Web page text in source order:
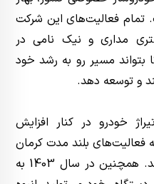
تمام فعالیت‌های این شرکت
مداری و نیک نامی در
مسیر رو به رشد خود
و توسعه دهد.
خودرو در کنار افزایش
فعالیت‌های بلند مدت کرمان
موتور برای سال‌های آینده هستند. همچنین در سال 1403 به